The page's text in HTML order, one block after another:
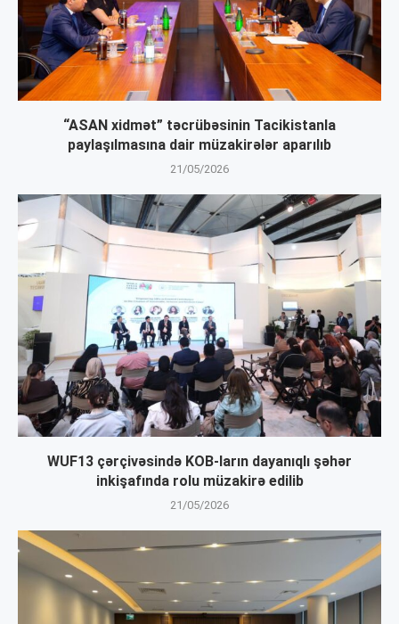
“ASAN xidmət” təcrübəsinin Tacikistanla
paylaşılmasına dair müzakirələr aparılıb
21/05/2026
WUF13 çərçivəsində KOB-ların dayanıqlı şəhər
inkişafında rolu müzakirə edilib
21/05/2026